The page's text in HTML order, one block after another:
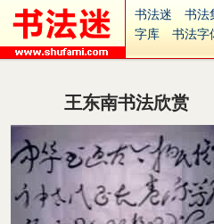
书法迷 书法
字库
书法字
集字
字形
古籍
中医
起名
字体下载
免
Ai矢量
P图
安全网站
捐
王东南书法欣赏